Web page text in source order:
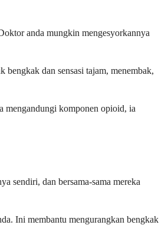
anda mungkin mengesyorkannya
dan sensasi tajam, menembak,
mengandungi komponen opioid, ia
sendiri, dan bersama-sama mereka
Ini membantu mengurangkan bengkak